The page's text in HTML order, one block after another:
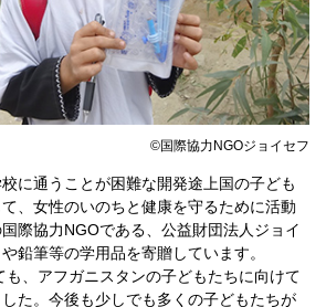
©国際協力NGOジョイセフ
に通うことが困難な開発途上国の子ども
、女性のいのちと健康を守るために活動
際協力NGOである、公益財団法人ジョイ
鉛筆等の学用品を寄贈しています。
、アフガニスタンの子どもたちに向けて
た。今後も少しでも多くの子どもたちが